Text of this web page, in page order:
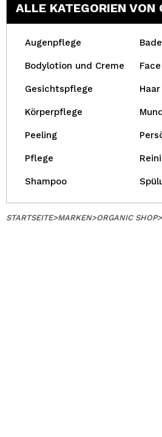
ALLE KATEGORIEN VON
Augenpflege
Bodylotion und Creme
Gesichtspflege Haar
Körperpflege
Peeling
Pflege
Shampoo
STARTSEITE>MARKEN>ORGANIC SHOP>